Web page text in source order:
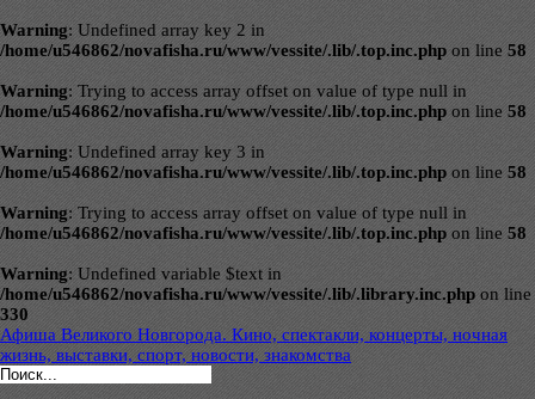
Warning: Undefined array key 2 in
/home/u546862/novafisha.ru/www/vessite/.lib/.top.inc.php on line 58
Warning: Trying to access array offset on value of type null in
/home/u546862/novafisha.ru/www/vessite/.lib/.top.inc.php on line 58
Warning: Undefined array key 3 in
/home/u546862/novafisha.ru/www/vessite/.lib/.top.inc.php on line 58
Warning: Trying to access array offset on value of type null in
/home/u546862/novafisha.ru/www/vessite/.lib/.top.inc.php on line 58
Warning: Undefined variable $text in
/home/u546862/novafisha.ru/www/vessite/.lib/.library.inc.php on line
330
Афиша Великого Новгорода. Кино, спектакли, концерты, ночная
жизнь, выставки, спорт, новости, знакомства